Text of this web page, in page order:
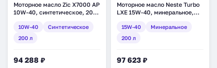
Моторное масло Zic X7000 AP
10W-40, синтетическое, 200
10W-40
Синтетическое
200 л
94 288 ₽
Моторное масло Neste Turbo
LXE 15W-40, минеральное,
15W-40
Минеральное
200 л
97 623 ₽